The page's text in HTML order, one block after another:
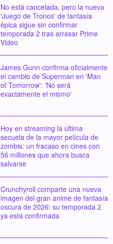
No está cancelada, pero la nueva
'Juego de Tronos' de fantasía
épica sigue sin confirmar
temporada 2 tras arrasar Prime
Video
James Gunn confirma oficialmente
el cambio de Superman en 'Man
of Tomorrow': 'No será
exactamente el mismo'
Hoy en streaming la última
secuela de la mayor película de
zombis: un fracaso en cines con
56 millones que ahora busca
salvarse
Crunchyroll comparte una nueva
imagen del gran anime de fantasía
oscura de 2026: su temporada 2
ya está confirmada